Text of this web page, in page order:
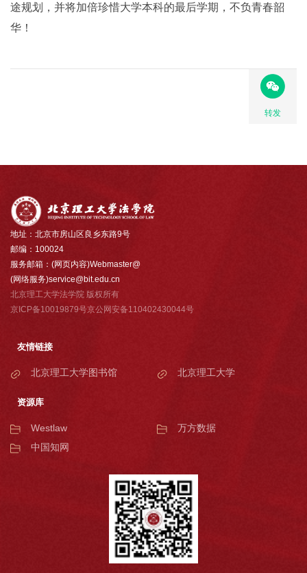
途规划，并将加倍珍惜大学本科的最后学期，不负青春韶
华！
转发
地址：北京市房山区良乡东路9号
邮编：100024
服务邮箱：(网页内容)Webmaster@
(网络服务)service@bit.edu.cn
北京理工大学法学院 版权所有
京ICP备10019879号京公网安备110402430044号
友情链接
北京理工大学图书馆 北京理工大学
资源库
Westlaw
万方数据
中国知网